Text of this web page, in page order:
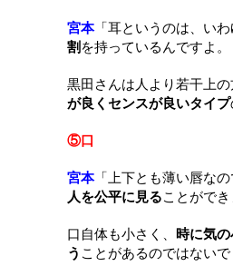
宮本「耳というのは、いわ
割 を持っているんですよ。
黒田さんは人より若干上の
が良くセンスが良いタイプ
⑤口
宮本「 上下とも薄い唇な
人を公平に見ることができ
口自体も小さく、 時に気
う ことがあるのではないで